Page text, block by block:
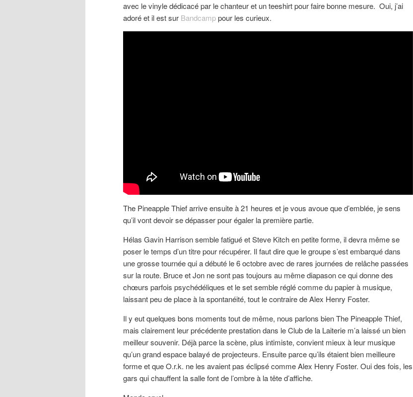
avec le vinyle dédicacé par le chanteur et un teeshirt pour faire bonne mesure. Oui, j’ai
adoré et il est sur Bandcamppour les curieux.
The Pineapple Thief arrive ensuite à 21 heures et je vous avoue que d’emblée, je sens
qu’il vont devoir se dépasser pour égaler la première partie.
Hélas Gavin Harrison semble fatigué et Steve Kitch en petite forme, il devra même se
poser le temps d’un titre pour récupérer. Il faut dire que le groupe s’est embarqué dans
une grosse tournée qui a débuté le 6 octobre avec de rares journées de relâche passées
sur la route. Bruce et Jon ne sont pas toujours au même diapason ce qui donne des
chœurs parfois psychédéliques et le set semble réglé comme du papier à musique,
laissant peu de place à la spontanéité, tout le contraire de Alex Henry Foster.
Il y eut quelques bons moments tout de même, nous parlons bien The Pineapple Thief,
mais clairement leur précédente prestation dans le Club de la Laiterie m’a laissé un bien
meilleur souvenir. Déjà parce la scène, plus intimiste, convient mieux à leur musique
qu’un grand espace balayé de projecteurs. Ensuite parce qu’ils étaient bien meilleure
forme et que O.r.k. ne les avaient pas éclipsé comme Alex Henry Foster. Oui des fois, les
gars qui chauffent la salle font de l’ombre à la tête d’affiche.